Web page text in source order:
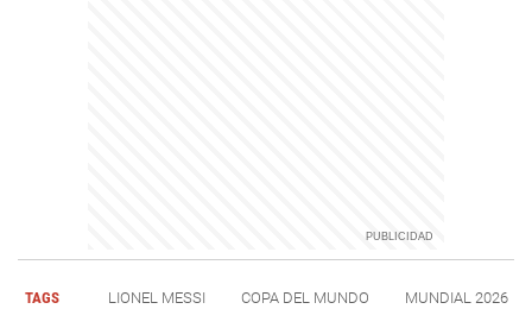
TAGS LIONEL MESSI COPA DEL MUNDO MUNDIAL 2026